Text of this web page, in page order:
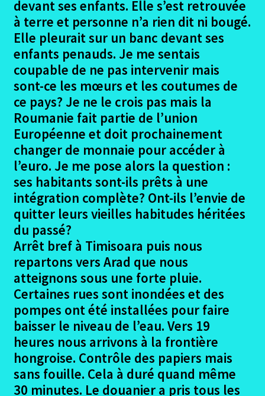
devant ses enfants. Elle s’est retrouvée
à terre et personne n’a rien dit ni bougé.
Elle pleurait sur un banc devant ses
enfants penauds. Je me sentais
coupable de ne pas intervenir mais
sont-ce les mœurs et les coutumes de
ce pays? Je ne le crois pas mais la
Roumanie fait partie de l’union
Européenne et doit prochainement
changer de monnaie pour accéder à
l’euro. Je me pose alors la question :
ses habitants sont-ils prêts à une
intégration complète? Ont-ils l’envie de
quitter leurs vieilles habitudes héritées
du passé?
Arrêt bref à Timisoara puis nous
repartons vers Arad que nous
atteignons sous une forte pluie.
Certaines rues sont inondées et des
pompes ont été installées pour faire
baisser le niveau de l’eau. Vers 19
heures nous arrivons à la frontière
hongroise. Contrôle des papiers mais
sans fouille. Cela à duré quand même
30 minutes. Le douanier a pris tous les